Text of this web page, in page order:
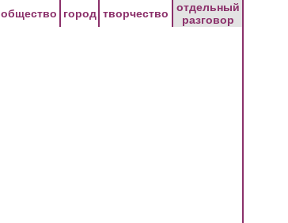
общество город творчество
отдельный
разговор